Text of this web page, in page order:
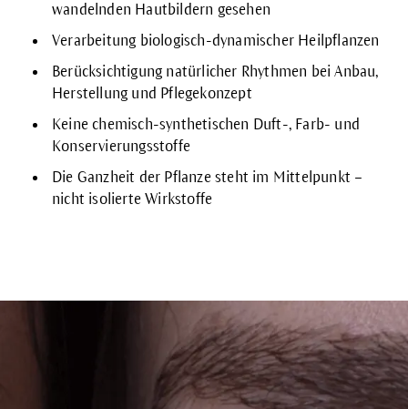
wandelnden Hautbildern gesehen
Verarbeitung biologisch-dynamischer Heilpflanzen
Berücksichtigung natürlicher Rhythmen bei Anbau,
Herstellung und Pflegekonzept
Keine chemisch-synthetischen Duft-, Farb- und
Konservierungsstoffe
Die Ganzheit der Pflanze steht im Mittelpunkt –
nicht isolierte Wirkstoffe